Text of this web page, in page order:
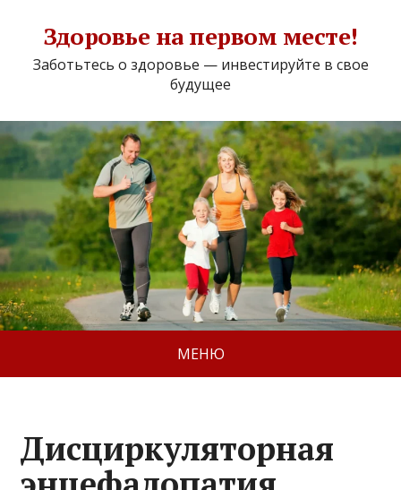
Здоровье на первом месте!
Заботьтесь о здоровье — инвестируйте в свое
будущее
МЕНЮ
Дисциркуляторная